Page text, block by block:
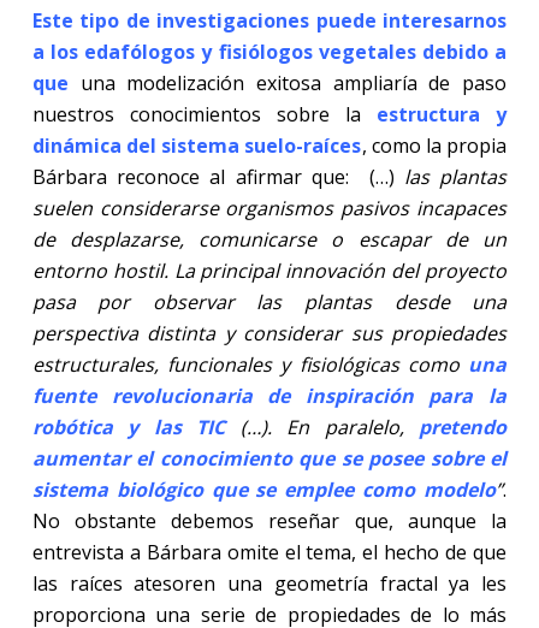
Este tipo de investigaciones puede interesarnos
a los edafólogos y fisiólogos vegetales debido a
que una modelización exitosa ampliaría de paso
nuestros conocimientos sobre la estructura y
dinámica del sistema suelo-raíces, como la propia
Bárbara reconoce al afirmar que:
(…) las plantas
suelen considerarse organismos pasivos incapaces
de desplazarse, comunicarse o escapar de un
entorno hostil. La principal innovación del proyecto
pasa por observar las plantas desde una
perspectiva distinta y considerar sus propiedades
estructurales, funcionales y fisiológicas como una
fuente revolucionaria de inspiración para la
robótica y las TIC(…). En paralelo, pretendo
aumentar el conocimiento que se posee sobre el
sistema biológico que se emplee como modelo”.
No obstante debemos reseñar que, aunque la
entrevista a Bárbara omite el tema, el hecho de que
las raíces atesoren una geometría fractal ya les
proporciona una serie de propiedades de lo más